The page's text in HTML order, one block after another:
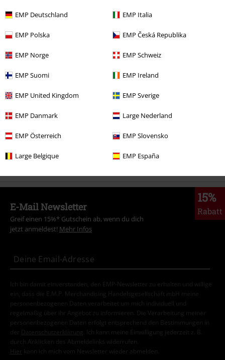
EMP Deutschland EMP Italia
EMP Polska EMP Česká Republika
EMP Norge EMP Schweiz
EMP Suomi EMP Ireland
EMP United Kingdom EMP Sverige
EMP Danmark Large Nederland
EMP Österreich EMP Slovensko
Large Belgique EMP España
ab54,99 €
Mehr Kategorien. Mehr Möglichkeiten.
Neu Bekleidung Hoodies & Sweater Hoodies
Entertainment
Bekleidung Hoodies & Sweater Hoodies
Filme & Serien Große Größen
Filme & Serien Bekleidung Pullover & Hoodies Hoodies
15%
Rabatt
E-Mail Newsletter
Greif einen 15%* Gutschein ab, wenn du dich
jetzt anmeldest! Mehr Infos
Ich bin damit einverstanden, den EMP-Newsletter zu erhalten und willige
ein, dass die E.M.P. Merchandising Handelsgesellschaft mbH meine
personenbezogenen Daten verarbeitet um mich individuell und
regelmäßig über ihr Angebot zu informieren. Die Verarbeitung meiner
personenbezogenen Daten erfolgt entsprechend den Bestimmungen in
der
Datenschutzerklärung
. Ich kann meine Einwilligung jederzeit z. B.
durch Anklicken des Abmeldelinks widerrufen.
Hier kann ich mich vom Newsletter wieder abmelden.